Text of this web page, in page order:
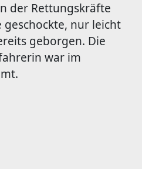
der Rettungskräfte
nur leicht
geborgen. Die
war im